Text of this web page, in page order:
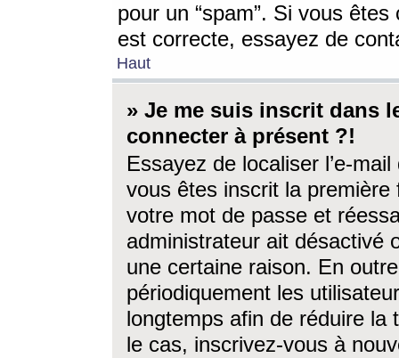
pour un “spam”. Si vous
est correcte, essayez de
Haut
» Je me suis inscrit dans
connecter à présent ?!
Essayez de localiser l’e-
vous êtes inscrit la première
votre mot de passe et
administrateur ait désactivé
une certaine raison. En
périodiquement les
longtemps afin de réduire la
le cas, inscrivez-vous à